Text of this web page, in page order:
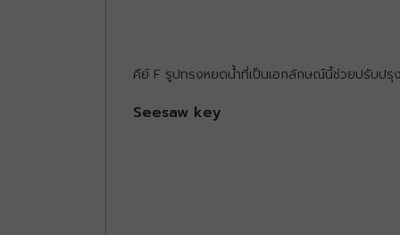
คีย์ F รูปทรงหยดน้ำที่เป็นเอกลักษณ์นี้ช่วยปรับปรุง
Seesaw key